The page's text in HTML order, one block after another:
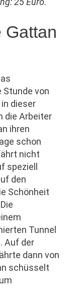
Gattan
Stunde von
dieser
die Arbeiter
ihren
schon
nicht
speziell
den
Schönheit
Tunnel
Auf der
dann von
schüsselt